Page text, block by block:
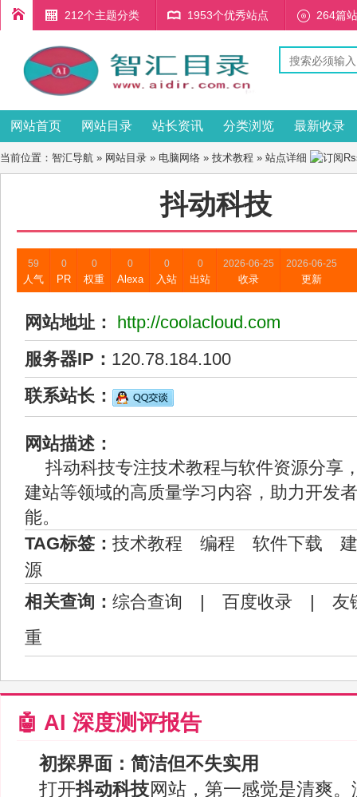
212个主题分类 1953个优秀站点 264篇
网站首页 网站目录 站长资讯 分类浏览 最新收录
当前位置： 智汇导航 » 网站目录 » 电脑网络 » 技术教程 » 站点详细
抖动科技
59
人气
0
PR
0
权重
0
Alexa
0
入站
0
出站
2026-06-25
收录
2026-06-25
更新
网站地址：
http://coolacloud.com
服务器IP： 120.78.184.100
联系站长：
网站描述：
抖动科技专注技术教程与软件资源分享
建站等领域的高质量学习内容，助力开发
能。
TAG标签： 技术教程 编程 软件下载
源
相关查询： 综合查询 | 百度收录 | 友
重
🤖 AI 深度测评报告
初探界面：简洁但不失实用
打开抖动科技网站，第一感觉是清爽